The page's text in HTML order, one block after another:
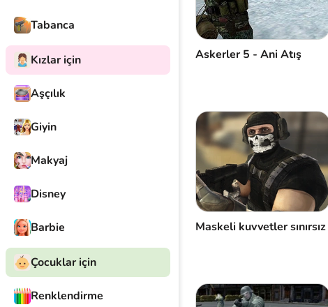
Tabanca
Kızlar için
Aşçılık
Giyin
Makyaj
Disney
Barbie
Çocuklar için
Renklendirme
Askerler 5 - Ani Atış
Maskeli kuvvetler sınırsız